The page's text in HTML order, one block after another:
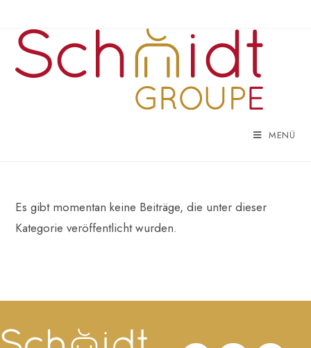
MENÜ
Es gibt momentan keine Beiträge, die unter dieser
Kategorie veröffentlicht wurden.